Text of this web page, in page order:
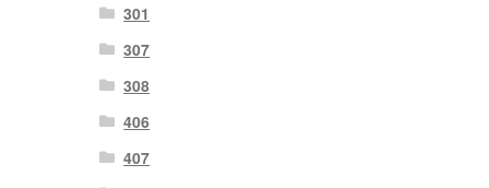
301
307
308
406
407